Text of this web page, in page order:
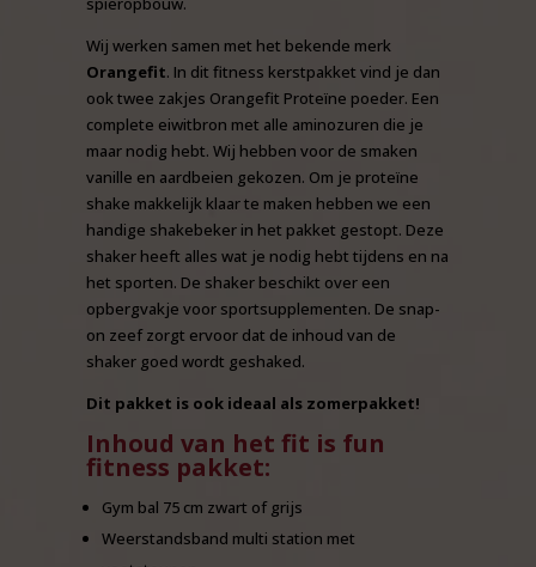
Wij werken samen met het bekende merk
Orangefit. In dit fitness kerstpakket vind je dan
ook twee zakjes Orangefit Proteïne poeder. Een
complete eiwitbron met alle aminozuren die je
maar nodig hebt. Wij hebben voor de smaken
vanille en aardbeien gekozen. Om je proteïne
shake makkelijk klaar te maken hebben we een
handige shakebeker in het pakket gestopt. Deze
shaker heeft alles wat je nodig hebt tijdens en na
het sporten. De shaker beschikt over een
opbergvakje voor sportsupplementen. De snap-
on zeef zorgt ervoor dat de inhoud van de
shaker goed wordt geshaked.
Dit pakket is ook ideaal als zomerpakket!
Inhoud van het fit is fun
fitness pakket:
Gym bal 75 cm zwart of grijs
Weerstandsband multi station met